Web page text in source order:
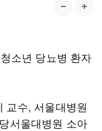
소년 당뇨병 환자
교수, 서울대병원
서울대병원 소아